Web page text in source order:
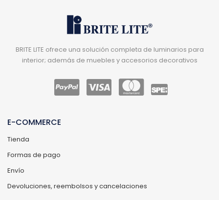
BRITE LITE ofrece una solución completa de luminarios para
interior; además de muebles y accesorios decorativos
E-COMMERCE
Tienda
Formas de pago
Envío
Devoluciones, reembolsos y cancelaciones